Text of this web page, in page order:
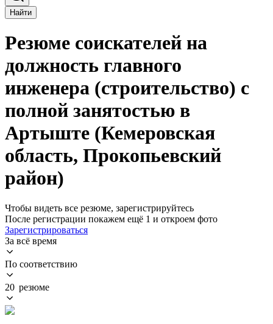
Найти
Резюме соискателей на
должность главного
инженера (строительство) с
полной занятостью в
Артыште (Кемеровская
область, Прокопьевский
район)
Чтобы видеть все резюме, зарегистрируйтесь
После регистрации покажем ещё 1 и откроем фото
Зарегистрироваться
За всё время
По соответствию
20 резюме